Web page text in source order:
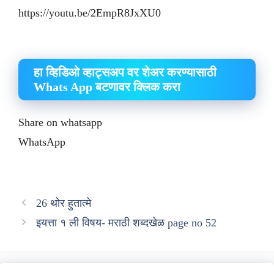
https://youtu.be/2EmpR8JxXU0
हा व्हिडिओ व्हाट्सअप वर शेअर करण्यासाठी
Whats App बटणावर क्लिक करा
Share on whatsapp
WhatsApp
26 थोर हुतात्मे
इयत्ता १ ली विषय- मराठी शब्दखेळ page no 52